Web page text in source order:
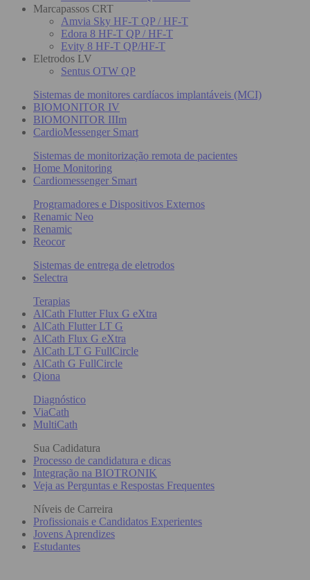
Marcapassos CRT
Amvia Sky HF-T QP / HF-T
Edora 8 HF-T QP / HF-T
Evity 8 HF-T QP/HF-T
Eletrodos LV
Sentus OTW QP
Sistemas de monitores cardíacos implantáveis (MCI)
BIOMONITOR IV
BIOMONITOR IIIm
CardioMessenger Smart
Sistemas de monitorização remota de pacientes
Home Monitoring
Cardiomessenger Smart
Programadores e Dispositivos Externos
Renamic Neo
Renamic
Reocor
Sistemas de entrega de eletrodos
Selectra
Terapias
AlCath Flutter Flux G eXtra
AlCath Flutter LT G
AlCath Flux G eXtra
AlCath LT G FullCircle
AlCath G FullCircle
Qiona
Diagnóstico
ViaCath
MultiCath
Sua Cadidatura
Processo de candidatura e dicas
Integração na BIOTRONIK
Veja as Perguntas e Respostas Frequentes
Níveis de Carreira
Profissionais e Candidatos Experientes
Jovens Aprendizes
Estudantes